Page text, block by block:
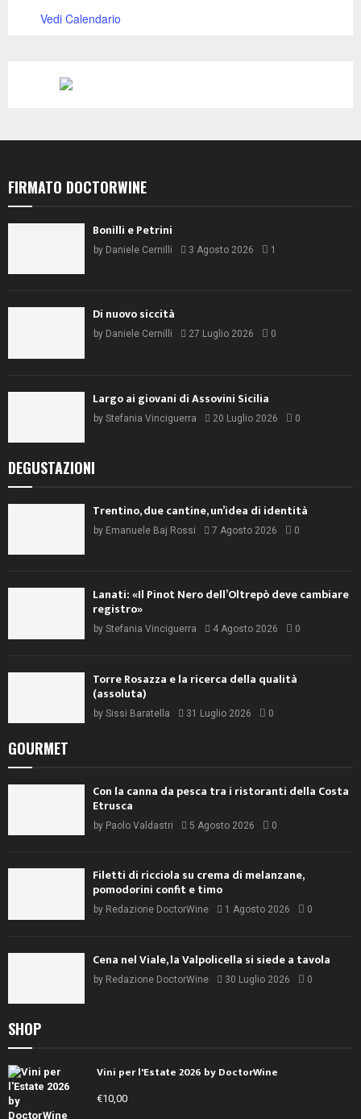
Vedi Calendario
FIRMATO DOCTORWINE
Bonilli e Petrini
by Daniele Cernilli 3 Agosto 2026 1
Di nuovo siccità
by Daniele Cernilli 27 Luglio 2026 0
Largo ai giovani di Assovini Sicilia
by Stefania Vinciguerra 20 Luglio 2026 0
DEGUSTAZIONI
Trentino, due cantine, un’idea di identità
by Emanuele Baj Rossi 7 Agosto 2026 0
Lanati: «Il Pinot Nero dell’Oltrepò deve cambiare
registro»
by Stefania Vinciguerra 4 Agosto 2026 0
Torre Rosazza e la ricerca della qualità
(assoluta)
by Sissi Baratella 31 Luglio 2026 0
GOURMET
Con la canna da pesca tra i ristoranti della Costa
Etrusca
by Paolo Valdastri 5 Agosto 2026 0
Filetti di ricciola su crema di melanzane,
pomodorini confit e timo
by Redazione DoctorWine 1 Agosto 2026 0
Cena nel Viale, la Valpolicella si siede a tavola
by Redazione DoctorWine 30 Luglio 2026 0
SHOP
Vini per l'Estate 2026 by DoctorWine
€10,00